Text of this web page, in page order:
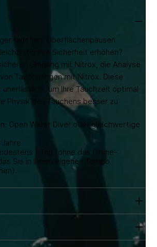
tauchen, Oberflächenpausen
Ihre Sicherheit erhöhen?
Umgang mit Nitrox, die Analyse
Tauchgängen mit Nitrox. Diese
um Ihre Tauchzeit optimal
Physik des Tauchens besser zu
Open Water Diver oder gleichwertige
1 Tag (ohne das Online-
Sie in Ihrem eigenen Tempo